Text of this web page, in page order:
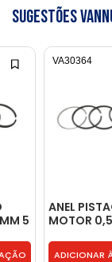
Sugestões
5
ANEL
MOTOR
ADICIONAR
VA30364